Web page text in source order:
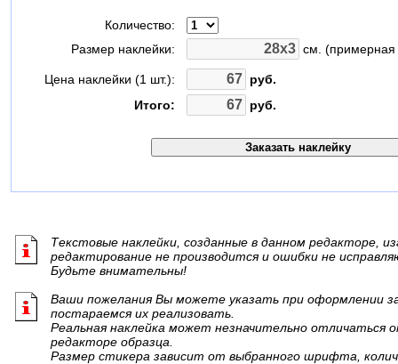
Количество:
Размер наклейки:
см. (примерная
Цена наклейки (1 шт.):
руб.
Итого:
руб.
Текстовые наклейки, созданные в данном редакторе,
редактирование не производится и ошибки не
Будьте внимательны!
Ваши пожелания Вы можете указать при оформлении
постараемся их реализовать.
Реальная наклейка может незначительно отличаться
редакторе образца.
Размер стикера зависит от выбранного шрифта,